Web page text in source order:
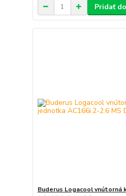
Pridať
Buderus Logacool